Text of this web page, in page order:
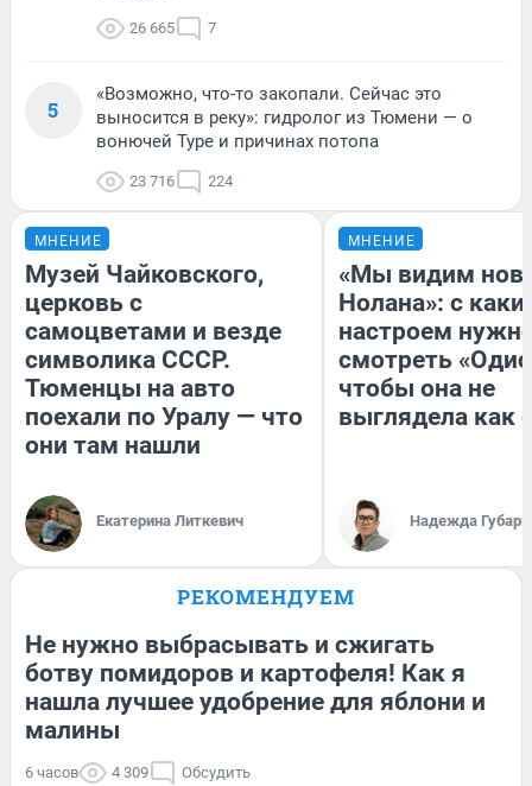
26 665 7
5
«Возможно, что-то закопали. Сейчас это
выносится в реку»: гидролог из Тюмени — о
вонючей Туре и причинах потопа
23 716 224
МНЕНИЕ
Музей Чайковского,
церковь с
самоцветами и везде
символика СССР.
Тюменцы на авто
поехали по Уралу — что
они там нашли
Екатерина Литкевич
МНЕНИЕ
«Мы видим
Нолана»: с
настроем
смотреть
чтобы она не
выглядела как
Надежда Губарь
РЕКОМЕНДУЕМ
Не нужно выбрасывать и сжигать
ботву помидоров и картофеля! Как я
нашла лучшее удобрение для яблони и
малины
6 часов 4 309 Обсудить